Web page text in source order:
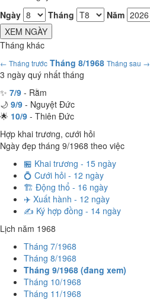
Ngày
Tháng
Năm
XEM NGÀY
Tháng khác
← Tháng trước Tháng 8/1968 Tháng sau →
3 ngày quý nhất tháng
✨ 7/9 - Rằm
🌙 9/9 - Nguyệt Đức
🌟 10/9 - Thiên Đức
Hợp khai trương, cưới hỏi
Ngày đẹp tháng 9/1968 theo việc
🏪 Khai trương - 15 ngày
💍 Cưới hỏi - 12 ngày
🏗️ Động thổ - 16 ngày
✈️ Xuất hành - 12 ngày
✍️ Ký hợp đồng - 14 ngày
Lịch năm 1968
Tháng 7/1968
Tháng 8/1968
Tháng 9/1968 (đang xem)
Tháng 10/1968
Tháng 11/1968